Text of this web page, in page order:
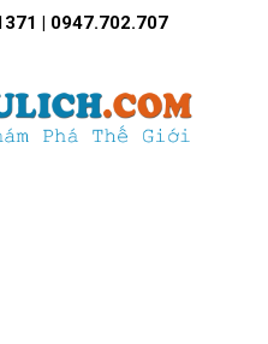
| 0947.702.707